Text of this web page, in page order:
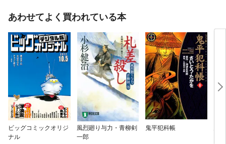
あわせてよく買われている本
ビッグコミックオリジ
ナル
風烈廻り与力・青柳剣
一郎
鬼平犯科帳